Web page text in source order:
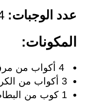
عدد الوجبات:
المكونات:
3 أكواب من الكراث المقطع (حوالى 400 غرام)
1 كوب من البطاطس المقطعة مكعبات (حوالى 200 غرام)